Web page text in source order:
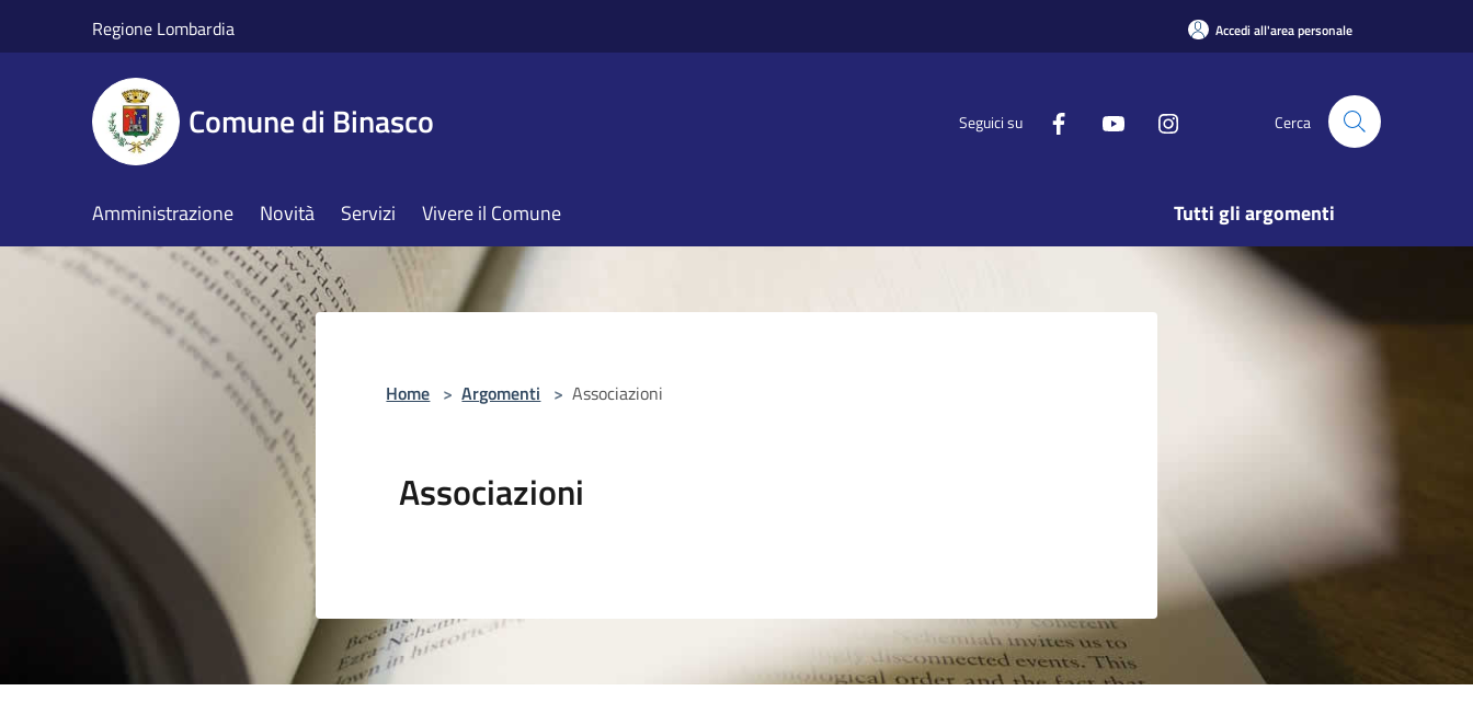
Regione Lombardia Accedi all'area personale
Comune di Binasco Seguici su Cerca
Amministrazione Novità Servizi Vivere il Comune Tutti gli argomenti
Home > Argomenti > Associazioni
Associazioni